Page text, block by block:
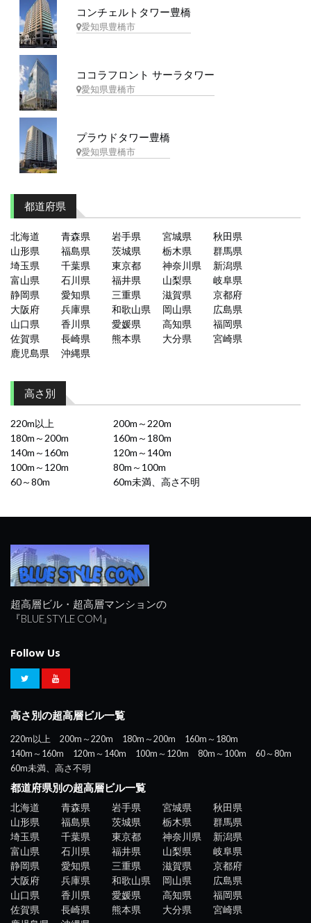
コンチェルトタワー豊橋
愛知県豊橋市
ココラフロント サーラタワー
愛知県豊橋市
プラウドタワー豊橋
愛知県豊橋市
都道府県
北海道 青森県 岩手県 宮城県
秋田県
山形県
福島県 茨城県 栃木県
群馬県
埼玉県
千葉県 東京都 神奈川県
新潟県
富山県
石川県 福井県 山梨県
岐阜県
静岡県
愛知県 三重県 滋賀県
京都府
大阪府
兵庫県 和歌山県 岡山県
広島県
山口県
香川県 愛媛県 高知県
福岡県
佐賀県
長崎県 熊本県 大分県
宮崎県
鹿児島県
沖縄県
高さ別
220m以上
200m～220m
180m～200m
160m～180m
140m～160m
120m～140m
100m～120m
80m～100m
60～80m
60m未満、高さ不明
超高層ビル・超高層マンションの
『BLUE STYLE COM』
Follow Us
高さ別の超高層ビル一覧
220m以上 200m～220m 180m～200m
160m～180m
140m～160m
120m～140m 100m～120m 80m～100m
60～80m
60m未満、高さ不明
都道府県別の超高層ビル一覧
北海道 青森県 岩手県 宮城県
秋田県
山形県
福島県 茨城県 栃木県
群馬県
埼玉県
千葉県 東京都 神奈川県
新潟県
富山県
石川県 福井県 山梨県
岐阜県
静岡県
愛知県 三重県 滋賀県
京都府
大阪府
兵庫県 和歌山県 岡山県
広島県
山口県
香川県 愛媛県 高知県
福岡県
佐賀県
長崎県 熊本県 大分県
宮崎県